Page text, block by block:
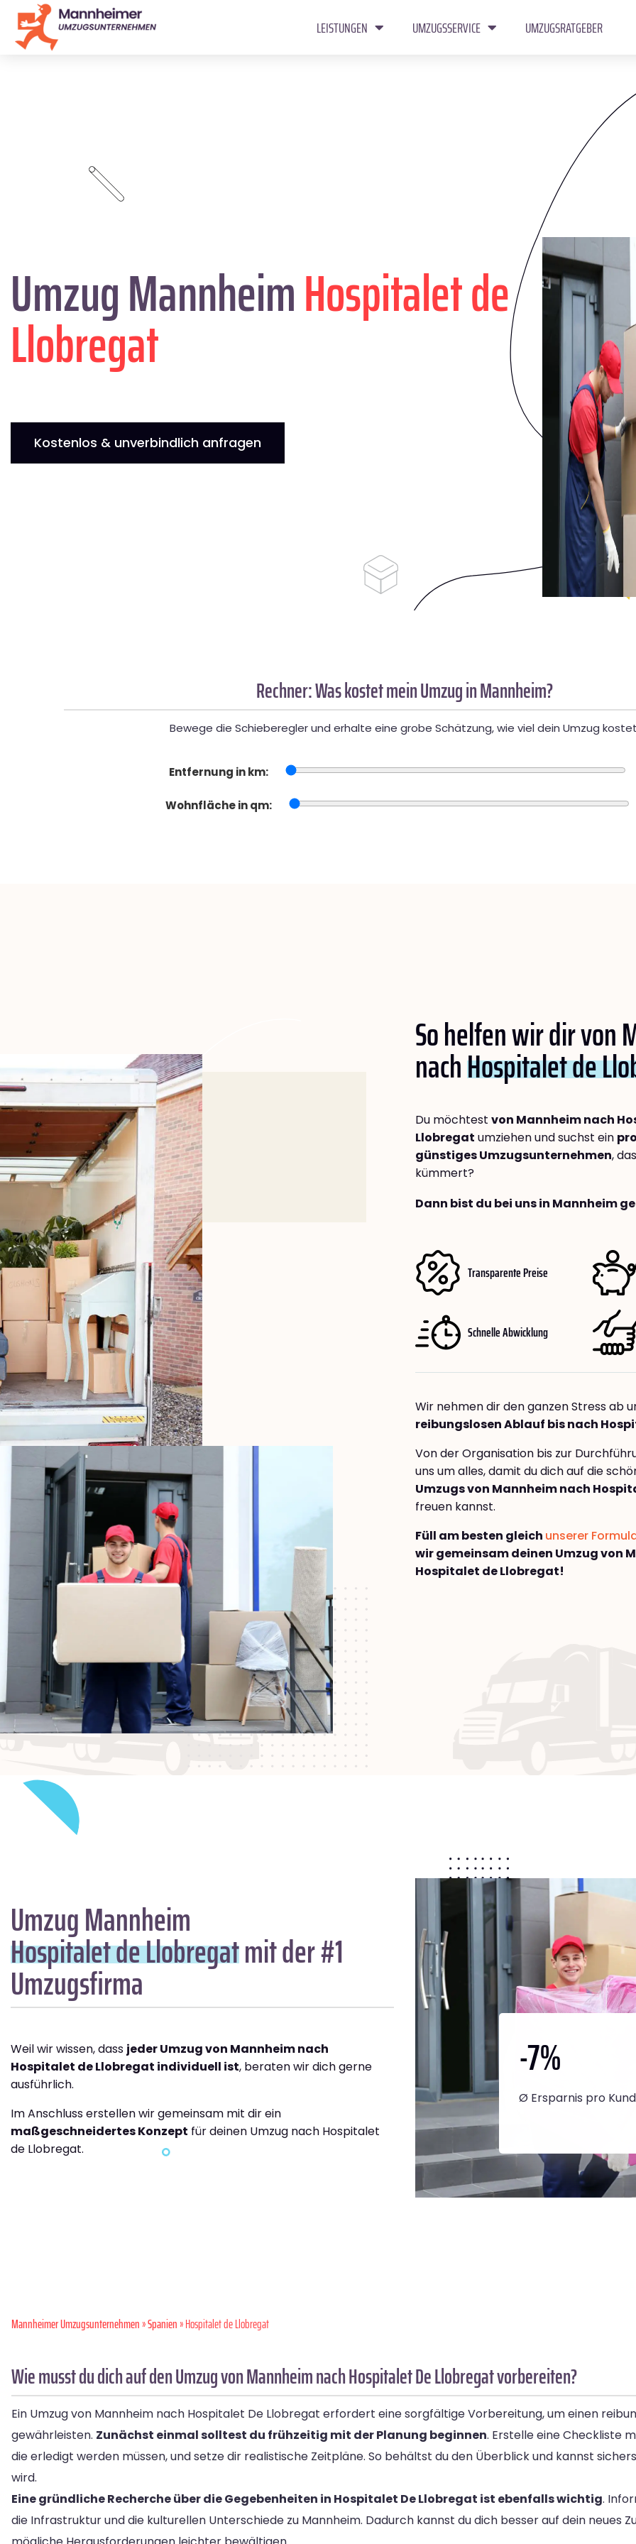
LEISTUNGEN UMZUGSSERVICE UMZUGSRATGEBER
Umzug MannheimHospitalet de
Llobregat
Kostenlos & unverbindlich anfragen
Rechner: Was kostet mein Umzug in Mannheim?
Bewege die Schieberegler und erhalte eine grobe Schätzung, wie viel dein Umzug
Entfernung in km:
Wohnfläche in qm:
So helfen wir dir von
nachHospitalet de
Du möchtest von Mannheim nach
Llobregat umziehen und suchst ein
günstiges Umzugsunternehmen,
kümmert?
Dann bist du bei uns in Mannheim
Transparente Preise
Schnelle Abwicklung
Wir nehmen dir den ganzen Stress ab
reibungslosen Ablauf bis nach
Von der Organisation bis zur
uns um alles, damit du dich auf die
Umzugs von Mannheim nach
freuen kannst.
Füll am besten gleich unserer
wir gemeinsam deinen Umzug von
Hospitalet de Llobregat!
Umzug Mannheim
Hospitalet de Llobregatmit der #1
Umzugsfirma
Weil wir wissen, dass jeder Umzug von Mannheim nach
Hospitalet de Llobregat individuell ist, beraten wir dich gerne
ausführlich.
Im Anschluss erstellen wir gemeinsam mit dir ein
maßgeschneidertes Konzept für deinen Umzug nach Hospitalet
de Llobregat.
-7%
Ø Ersparnis pro
Mannheimer Umzugsunternehmen»Spanien» Hospitalet de Llobregat
Wie musst du dich auf den Umzug von Mannheim nach Hospitalet De Llobregat vorbereiten?
Ein Umzug von Mannheim nach Hospitalet De Llobregat erfordert eine sorgfältige Vorbereitung, um einen
gewährleisten. Zunächst einmal solltest du frühzeitig mit der Planung beginnen. Erstelle eine Checkliste
die erledigt werden müssen, und setze dir realistische Zeitpläne. So behältst du den Überblick und kannst
wird.
Eine gründliche Recherche über die Gegebenheiten in Hospitalet De Llobregat ist ebenfalls wichtig.
die Infrastruktur und die kulturellen Unterschiede zu Mannheim. Dadurch kannst du dich besser auf dein neues